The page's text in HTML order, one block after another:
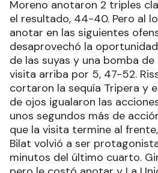
Moreno anotaron 2 triples
el resultado, 44-40. Pero al
anotar en las siguientes
desaprovechó la
de las suyas y una bomba
visita arriba por 5, 47-52.
cortaron la sequía Tripera y
de ojos igualaron las
unos segundos más de
que la visita termine al
Bilat volvió a ser
minutos del último cuarto.